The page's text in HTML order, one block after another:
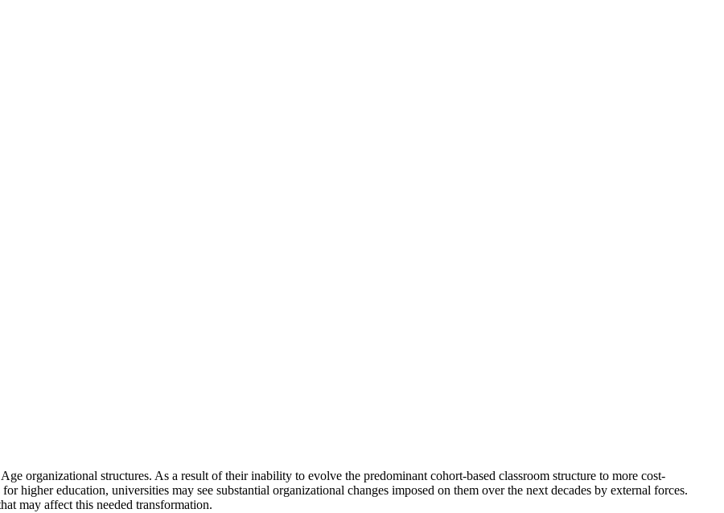
organizational structures. As a result of their inability to evolve the predominant cohort-based classroom structure to more cost-
higher education, universities may see substantial organizational changes imposed on them over the next decades by external forces.
may affect this needed transformation.